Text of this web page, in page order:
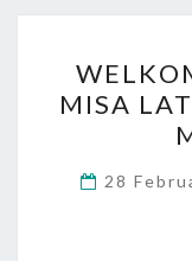
MISA
28